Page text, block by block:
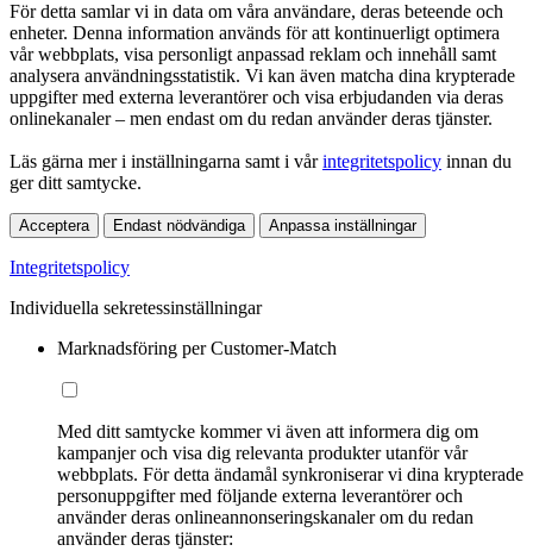
För detta samlar vi in data om våra användare, deras beteende och
enheter. Denna information används för att kontinuerligt optimera
vår webbplats, visa personligt anpassad reklam och innehåll samt
analysera användningsstatistik. Vi kan även matcha dina krypterade
uppgifter med externa leverantörer och visa erbjudanden via deras
onlinekanaler – men endast om du redan använder deras tjänster.
Läs gärna mer i inställningarna samt i vårintegritetspolicy innan du
ger ditt samtycke.
Acceptera Endast nödvändiga Anpassa inställningar
Integritetspolicy
Individuella sekretessinställningar
Marknadsföring per Customer-Match
Med ditt samtycke kommer vi även att informera dig om
kampanjer och visa dig relevanta produkter utanför vår
webbplats. För detta ändamål synkroniserar vi dina krypterade
personuppgifter med följande externa leverantörer och
använder deras onlineannonseringskanaler om du redan
använder deras tjänster: